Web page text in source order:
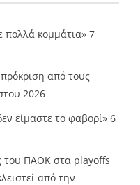
πολλά κομμάτια» 7
από τους
2026
είμαστε το φαβορί» 6
του ΠΑΟΚ στα playoffs
από την